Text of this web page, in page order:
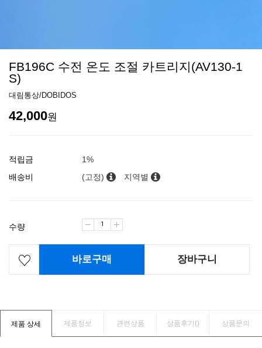
FB196C 수전 온도 조절 카트리지(AV130-1
S)
대림통상/DOBIDOS
42,000원
적립금
1%
배송비
(고정) 지역별
수량
바로구매 장바구니
제품 상세 제품정보 관련상품 상품후기() 상품문의